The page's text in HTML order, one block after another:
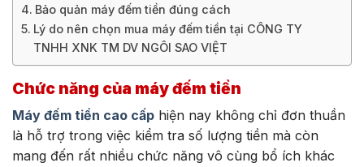
Bảo quản máy đếm tiền đúng cách
Lý do nên chọn mua máy đếm tiền tại CÔNG TY
TNHH XNK TM DV NGÔI SAO VIỆT
Chức năng của máy đếm tiền
Máy đếm tiền cao cấp hiện nay không chỉ đơn thuần
là hỗ trợ trong việc kiểm tra số lượng tiền mà còn
mang đến rất nhiều chức năng vô cùng bổ ích khác